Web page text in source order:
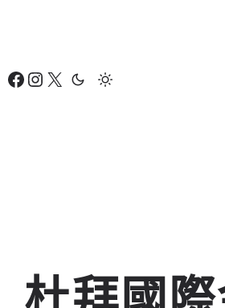
要
Facebook Instagram X